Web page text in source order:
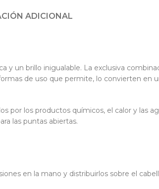
ADICIONAL
un brillo inigualable. La exclusiva
de uso que permite, lo convierten en
por los productos químicos, el calor y las
las puntas abiertas.
en la mano y distribuirlos sobre el